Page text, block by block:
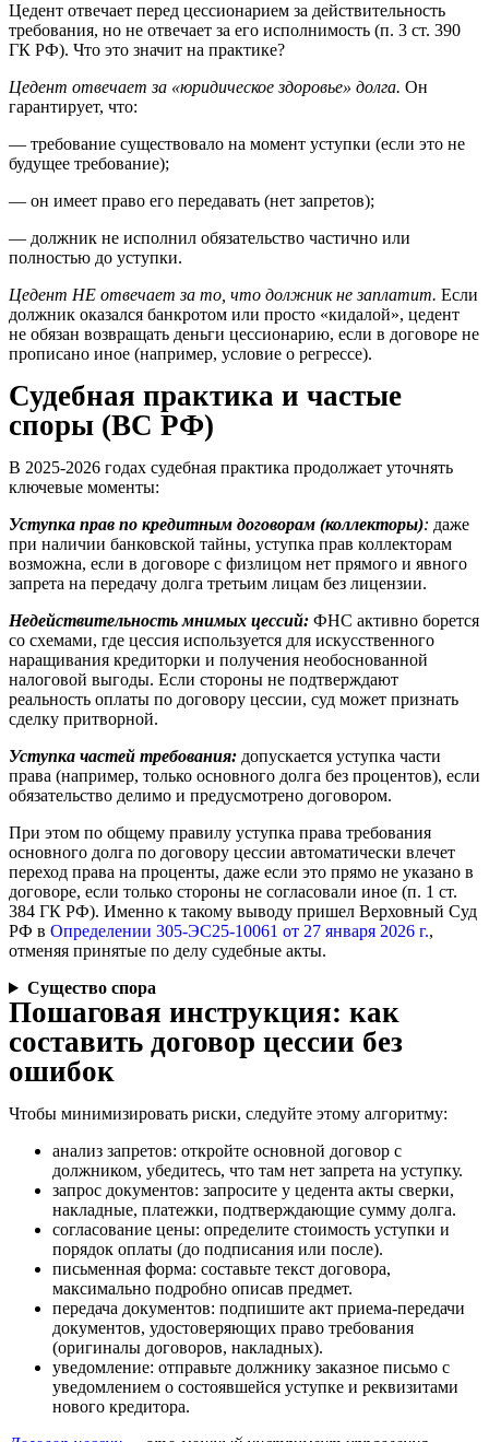
Цедент отвечает перед цессионарием за действительность
требования, но не отвечает за его исполнимость (п. 3 ст. 390
ГК РФ). Что это значит на практике?
Цедент отвечает за «юридическое здоровье» долга. Он
гарантирует, что:
— требование существовало на момент уступки (если это не
будущее требование);
— он имеет право его передавать (нет запретов);
— должник не исполнил обязательство частично или
полностью до уступки.
Цедент НЕ отвечает за то, что должник не заплатит. Если
должник оказался банкротом или просто «кидалой», цедент
не обязан возвращать деньги цессионарию, если в договоре не
прописано иное (например, условие о регрессе).
Судебная практика и частые
споры (ВС РФ)
В 2025-2026 годах судебная практика продолжает уточнять
ключевые моменты:
Уступка прав по кредитным договорам (коллекторы): даже
при наличии банковской тайны, уступка прав коллекторам
возможна, если в договоре с физлицом нет прямого и явного
запрета на передачу долга третьим лицам без лицензии.
Недействительность мнимых цессий: ФНС активно борется
со схемами, где цессия используется для искусственного
наращивания кредиторки и получения необоснованной
налоговой выгоды. Если стороны не подтверждают
реальность оплаты по договору цессии, суд может признать
сделку притворной.
Уступка частей требования: допускается уступка части
права (например, только основного долга без процентов), если
обязательство делимо и предусмотрено договором.
При этом по общему правилу уступка права требования
основного долга по договору цессии автоматически влечет
переход права на проценты, даже если это прямо не указано в
договоре, если только стороны не согласовали иное (п. 1 ст.
384 ГК РФ). Именно к такому выводу пришел Верховный Суд
РФ в Определении 305-ЭС25-10061 от 27 января 2026 г.,
отменяя принятые по делу судебные акты.
Существо спора
Пошаговая инструкция: как
составить договор цессии без
ошибок
Чтобы минимизировать риски, следуйте этому алгоритму:
анализ запретов: откройте основной договор с
должником, убедитесь, что там нет запрета на уступку.
запрос документов: запросите у цедента акты сверки,
накладные, платежки, подтверждающие сумму долга.
согласование цены: определите стоимость уступки и
порядок оплаты (до подписания или после).
письменная форма: составьте текст договора,
максимально подробно описав предмет.
передача документов: подпишите акт приема-передачи
документов, удостоверяющих право требования
(оригиналы договоров, накладных).
уведомление: отправьте должнику заказное письмо с
уведомлением о состоявшейся уступке и реквизитами
нового кредитора.